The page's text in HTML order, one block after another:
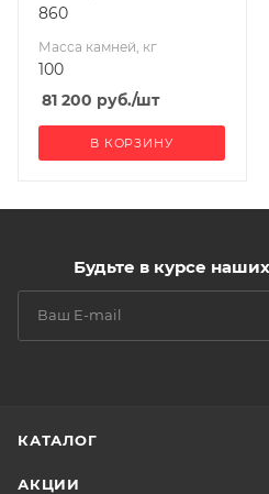
860
Масса камней, кг
100
81 200 руб./шт
В КОРЗИНУ
Будьте в курсе
КАТАЛОГ
АКЦИИ